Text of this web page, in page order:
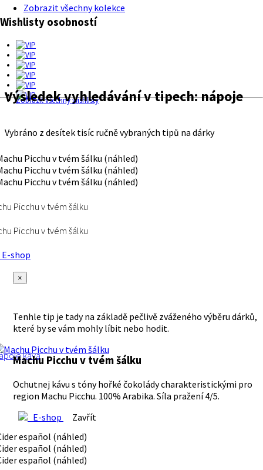
Zobrazit všechny kolekce
Wishlisty osobností
Zobrazit všechny wishlisty
Výsledek vyhledávání v tipech:nápoje
Vybráno z desítek tisíc ručně vybraných tipů na dárky
Picchu v tvém šálku
Picchu v tvém šálku
shop
×
Tenhle tip je tady na základě pečlivě zváženého výběru dárků,
které by se vám mohly líbit nebo hodit.
káva
Machu Picchu v tvém šálku
Ochutnej kávu s tóny hořké čokolády charakteristickými pro
region Machu Picchu. 100% Arabika. Síla pražení 4/5.
E-shop
Zavřít